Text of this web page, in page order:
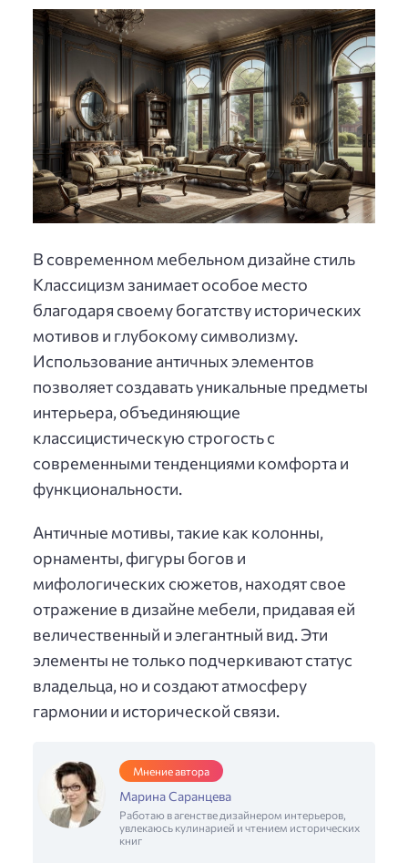
В современном мебельном дизайне стиль
Классицизм занимает особое место
благодаря своему богатству исторических
мотивов и глубокому символизму.
Использование античных элементов
позволяет создавать уникальные предметы
интерьера, объединяющие
классицистическую строгость с
современными тенденциями комфорта и
функциональности.
Античные мотивы, такие как колонны,
орнаменты, фигуры богов и
мифологических сюжетов, находят свое
отражение в дизайне мебели, придавая ей
величественный и элегантный вид. Эти
элементы не только подчеркивают статус
владельца, но и создают атмосферу
гармонии и исторической связи.
Мнение автора
Марина Саранцева
Работаю в агенстве дизайнером интерьеров,
увлекаюсь кулинарией и чтением исторических
книг